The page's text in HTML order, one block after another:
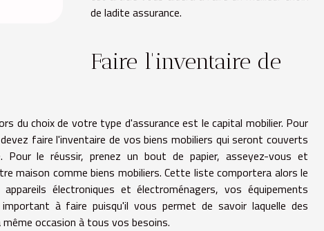
de ladite assurance.
Faire l'inventaire de
du choix de votre type d'assurance est le capital mobilier. Pour
faire l'inventaire de vos biens mobiliers qui seront couverts
Pour le réussir, prenez un bout de papier, asseyez-vous et
maison comme biens mobiliers. Cette liste comportera alors le
électroniques et électroménagers, vos équipements
à faire puisqu'il vous permet de savoir laquelle des
occasion à tous vos besoins.